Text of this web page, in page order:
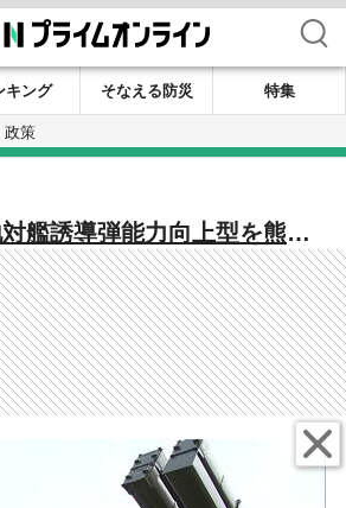
検索
キング そなえる防災
特集
政策
艦誘導弾能力向上型を熊本
に展示し説明 地域住民へ
声も【熊本発】